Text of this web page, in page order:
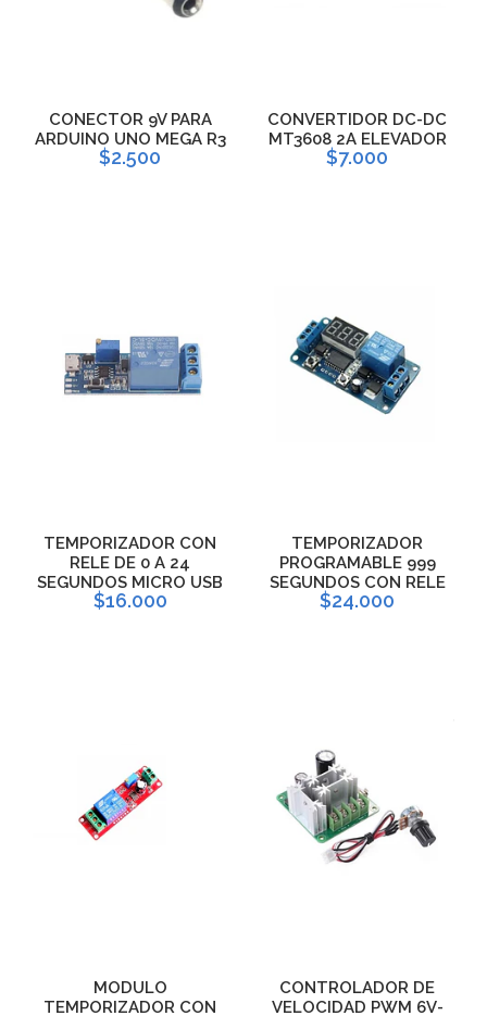
CONECTOR 9V PARA
ARDUINO UNO MEGA R3
$2.500
CONVERTIDOR DC-DC
MT3608 2A ELEVADOR
$7.000
TEMPORIZADOR CON
RELE DE 0 A 24
SEGUNDOS MICRO USB
$16.000
TEMPORIZADOR
PROGRAMABLE 999
SEGUNDOS CON RELE
$24.000
MODULO
TEMPORIZADOR CON
CONTROLADOR DE
VELOCIDAD PWM 6V-